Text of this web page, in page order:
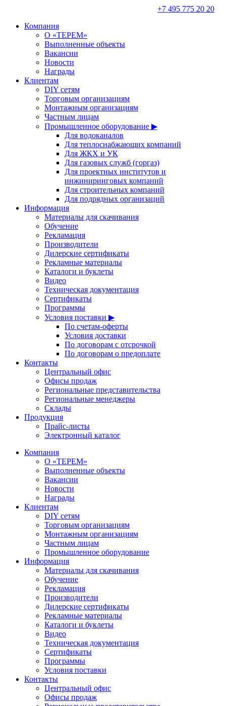
+7 495 775 20 20
Компания
О «ТЕРЕМ»
Выполненные объекты
Вакансии
Новости
Награды
Клиентам
DIY сетям
Торговым организациям
Монтажным организациям
Частным лицам
Промышленное оборудование ▶
Для водоканалов
Для теплоснабжающих компаний
Для ЖКХ и УК
Для газовых служб (горгаз)
Для проектных институтов и
инжиниринговых компаний
Для строительных компаний
Для подрядных организаций
Информация
Материалы для скачивания
Обучение
Рекламация
Производители
Дилерские сертификаты
Рекламные материалы
Каталоги и буклеты
Видео
Техническая документация
Сертификаты
Программы
Условия поставки ▶
По счетам-оферты
Условия доставки
По договорам с отсрочкой
По договорам о предоплате
Контакты
Центральный офис
Офисы продаж
Региональные представительства
Региональные менеджеры
Склады
Продукция
Прайс-листы
Электронный каталог
Компания
О «ТЕРЕМ»
Выполненные объекты
Вакансии
Новости
Награды
Клиентам
DIY сетям
Торговым организациям
Монтажным организациям
Частным лицам
Промышленное оборудование
Информация
Материалы для скачивания
Обучение
Рекламация
Производители
Дилерские сертификаты
Рекламные материалы
Каталоги и буклеты
Видео
Техническая документация
Сертификаты
Программы
Условия поставки
Контакты
Центральный офис
Офисы продаж